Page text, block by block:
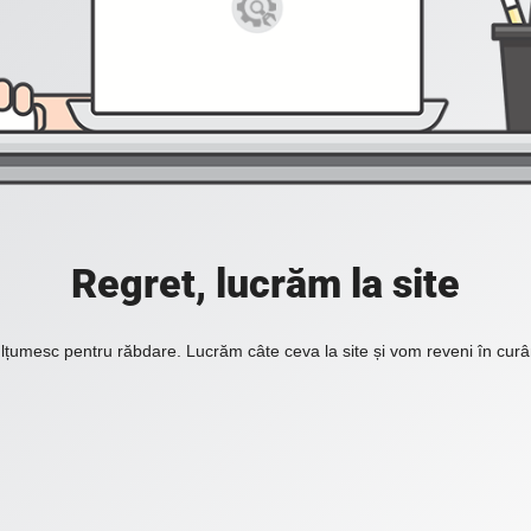
Regret, lucrăm la site
pentru răbdare. Lucrăm câte ceva la site și vom reveni în